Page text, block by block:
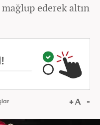
ederek altın